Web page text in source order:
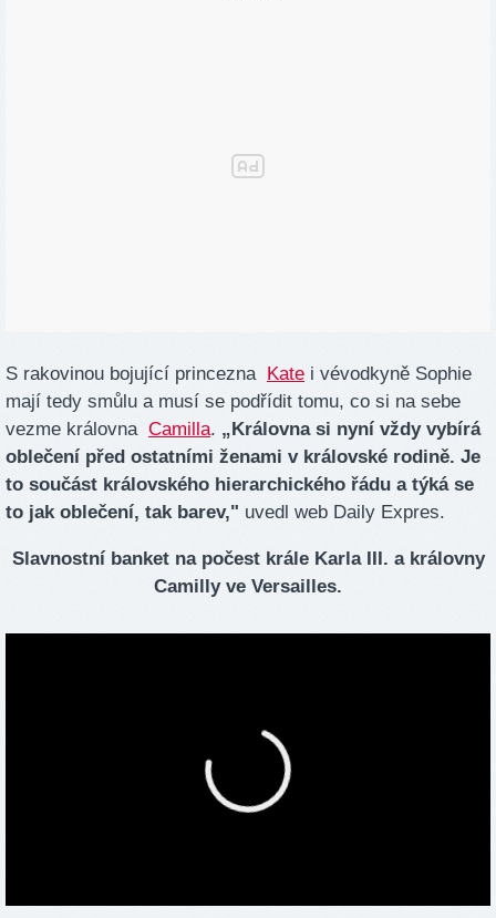
S rakovinou bojující princezna Kate i vévodkyně Sophie
mají tedy smůlu a musí se podřídit tomu, co si na sebe
vezme královna Camilla. „Královna si nyní vždy vybírá
oblečení před ostatními ženami v královské rodině. Je
to součást královského hierarchického řádu a týká se
to jak oblečení, tak barev," uvedl web Daily Expres.
Slavnostní banket na počest krále Karla III. a královny
Camilly ve Versailles.